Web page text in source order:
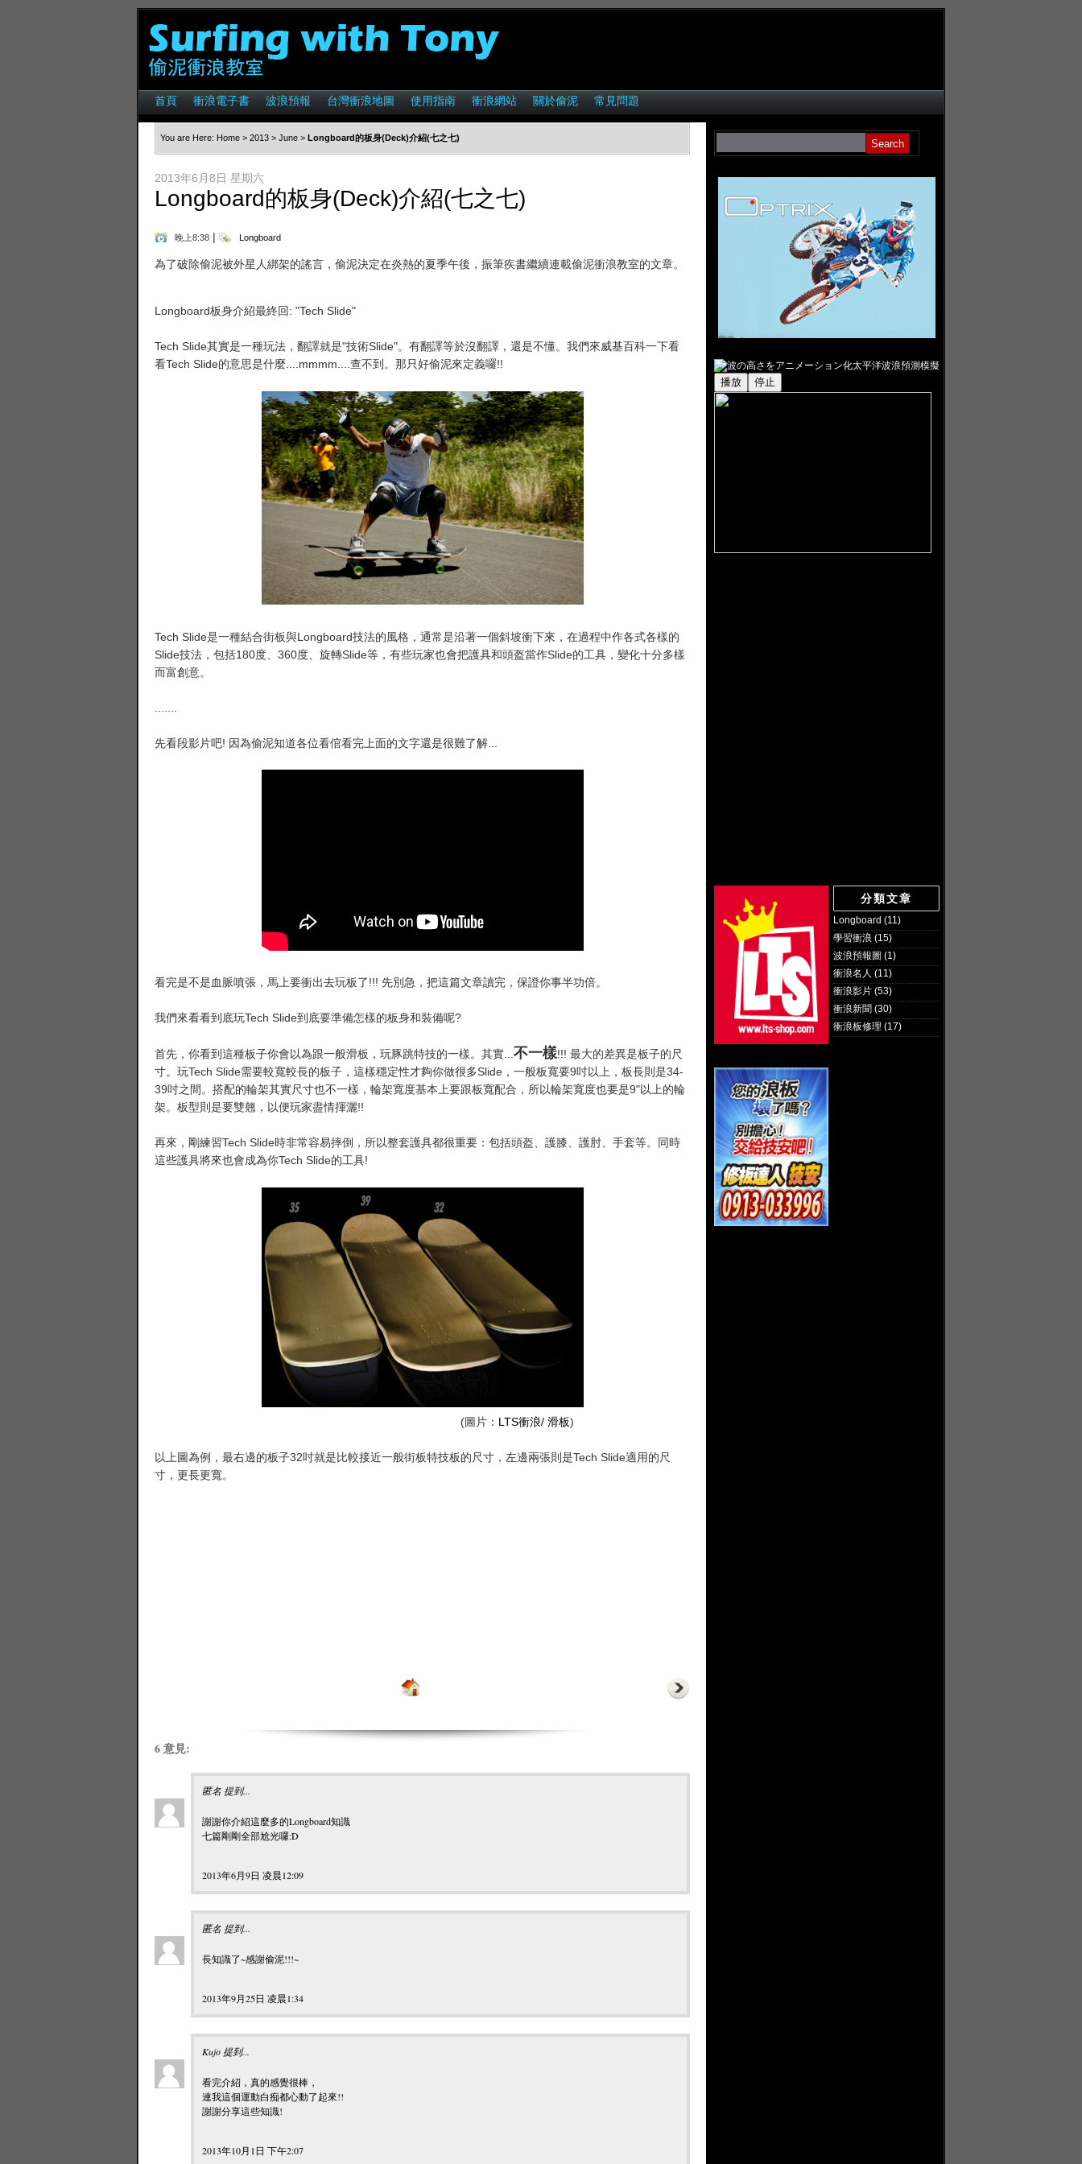
首頁 衝浪電子書 波浪預報 台灣衝浪地圖 使用指南 衝浪網站 關於偷泥 常見問題
You are Here: Home > 2013 > June > Longboard的板身(Deck)介紹(七之七)
2013年6月8日 星期六
Longboard的板身(Deck)介紹(七之七)
晚上8:38 | Longboard
為了破除偷泥被外星人綁架的謠言，偷泥決定在炎熱的夏季午後，振筆疾書繼續連載偷泥衝浪教室的文章。
Longboard板身介紹最終回: "Tech Slide"
Tech Slide其實是一種玩法，翻譯就是"技術Slide"。有翻譯等於沒翻譯，還是不懂。我們來威基百科一下看
看Tech Slide的意思是什麼....mmmm....查不到。那只好偷泥來定義囉!!
Tech Slide是一種結合街板與Longboard技法的風格，通常是沿著一個斜坡衝下來，在過程中作各式各樣的
Slide技法，包括180度、360度、旋轉Slide等，有些玩家也會把護具和頭盔當作Slide的工具，變化十分多樣
而富創意。
先看段影片吧! 因為偷泥知道各位看倌看完上面的文字還是很難了解...
看完是不是血脈噴張，馬上要衝出去玩板了!!! 先別急，把這篇文章讀完，保證你事半功倍。
我們來看看到底玩Tech Slide到底要準備怎樣的板身和裝備呢?
首先，你看到這種板子你會以為跟一般滑板，玩豚跳特技的一樣。其實... 不一樣!!! 最大的差異是板子的尺
寸。玩Tech Slide需要較寬較長的板子，這樣穩定性才夠你做很多Slide，一般板寬要9吋以上，板長則是34-
39吋之間。搭配的輪架其實尺寸也不一樣，輪架寬度基本上要跟板寬配合，所以輪架寬度也要是9"以上的輪
架。板型則是要雙翹，以便玩家盡情揮灑!!
再來，剛練習Tech Slide時非常容易摔倒，所以整套護具都很重要：包括頭盔、護膝、護肘、手套等。同時
這些護具將來也會成為你Tech Slide的工具!
(圖片： LTS衝浪/ 滑板)
以上圖為例，最右邊的板子32吋就是比較接近一般街板特技板的尺寸，左邊兩張則是Tech Slide適用的尺
寸，更長更寬。
6 意見:
匿名 提到...
謝謝你介紹這麼多的Longboard知識
七篇剛剛全部尬光囉:D
2013年6月9日 凌晨12:09
匿名 提到...
長知識了~感謝偷泥!!!~
2013年9月25日 凌晨1:34
Kujo 提到...
看完介紹，真的感覺很棒，
連我這個運動白痴都心動了起來!!
謝謝分享這些知識!
2013年10月1日 下午2:07
太平洋波浪預測模擬
分類文章
Longboard (11)
學習衝浪 (15)
波浪預報圖 (1)
衝浪名人 (11)
衝浪影片 (53)
衝浪新聞 (30)
衝浪板修理 (17)